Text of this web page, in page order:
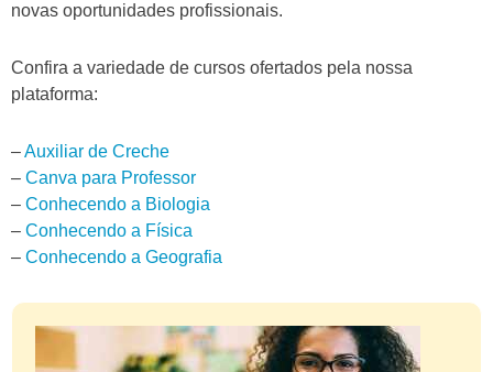
novas oportunidades profissionais.
Confira a variedade de cursos ofertados pela nossa
plataforma:
–Auxiliar de Creche
– Canva para Professor
– Conhecendo a Biologia
– Conhecendo a Física
– Conhecendo a Geografia